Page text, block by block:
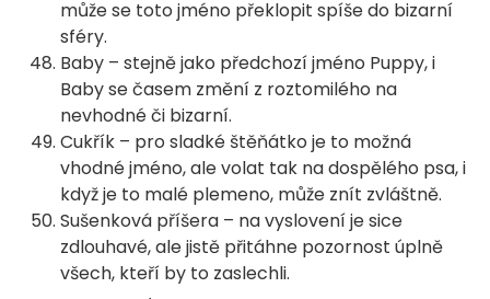
může se toto jméno překlopit spíše do bizarní
sféry.
Baby – stejně jako předchozí jméno Puppy, i
Baby se časem změní z roztomilého na
nevhodné či bizarní.
Cukřík – pro sladké štěňátko je to možná
vhodné jméno, ale volat tak na dospělého psa, i
když je to malé plemeno, může znít zvláštně.
Sušenková příšera – na vyslovení je sice
zdlouhavé, ale jistě přitáhne pozornost úplně
všech, kteří by to zaslechli.